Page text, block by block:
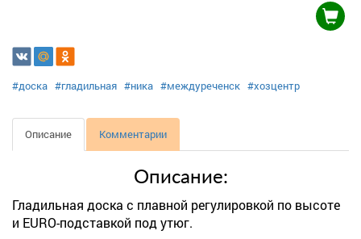
#доска #гладильная #ника #междуреченск #хозцентр
Описание Комментарии
Описание:
Гладильная доска с плавной регулировкой по высоте
и EURO-подставкой под утюг.